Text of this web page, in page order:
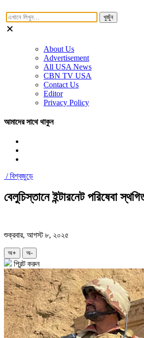
খুজুঁন
About Us
Advertisement
All USA News
CBN TV USA
Contact Us
Editor
Privacy Policy
আমাদের সাথে থাকুন
/বিশ্বজুড়ে
বেলুচিস্তানে ইন্টারনেট পরিষেবা
শুক্রবার, আগস্ট ৮, ২০২৫
অ+ অ-
প্রিন্ট করুন